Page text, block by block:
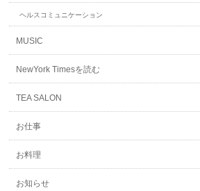
ヘルスコミュニケーション
MUSIC
NewYork Timesを読む
TEA SALON
お仕事
お料理
お知らせ